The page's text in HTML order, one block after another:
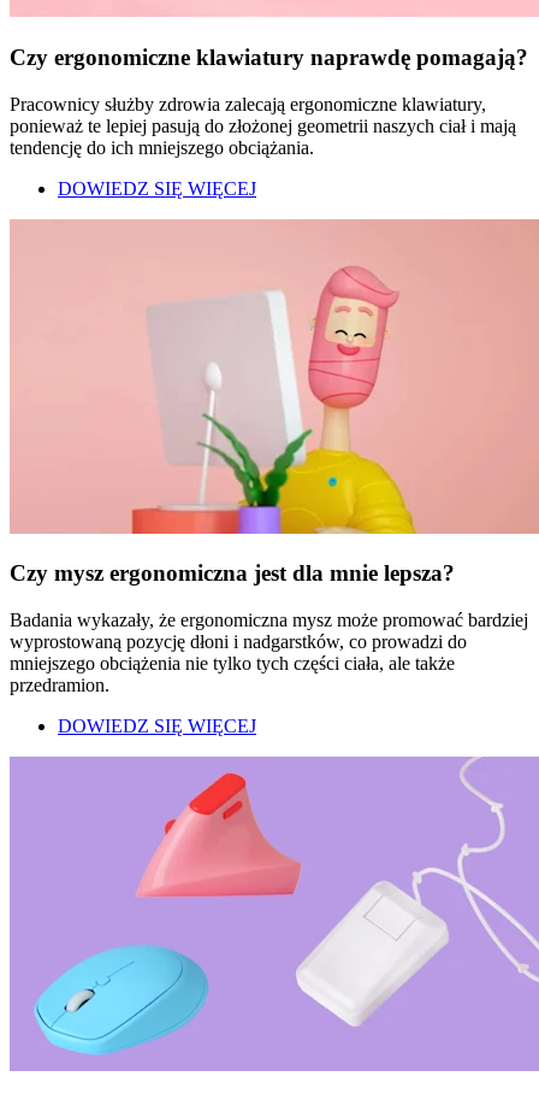
Czy ergonomiczne klawiatury naprawdę pomagają?
Pracownicy służby zdrowia zalecają ergonomiczne klawiatury,
ponieważ te lepiej pasują do złożonej geometrii naszych ciał i mają
tendencję do ich mniejszego obciążania.
DOWIEDZ SIĘ WIĘCEJ
Czy mysz ergonomiczna jest dla mnie lepsza?
Badania wykazały, że ergonomiczna mysz może promować bardziej
wyprostowaną pozycję dłoni i nadgarstków, co prowadzi do
mniejszego obciążenia nie tylko tych części ciała, ale także
przedramion.
DOWIEDZ SIĘ WIĘCEJ